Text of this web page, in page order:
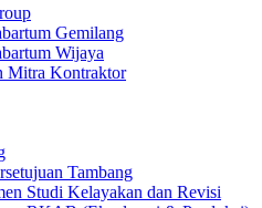
Gemilang
Wijaya
Mitra Kontraktor
Tambang
Studi Kelayakan dan Revisi